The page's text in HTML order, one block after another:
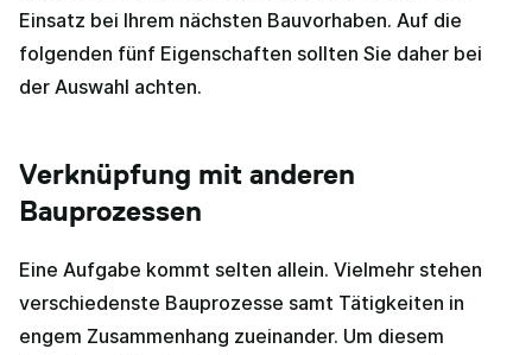
Einsatz bei Ihrem nächsten Bauvorhaben. Auf die
folgenden fünf Eigenschaften sollten Sie daher bei
der Auswahl achten.
Verknüpfung mit anderen
Bauprozessen
Eine Aufgabe kommt selten allein. Vielmehr stehen
verschiedenste Bauprozesse samt Tätigkeiten in
engem Zusammenhang zueinander. Um diesem